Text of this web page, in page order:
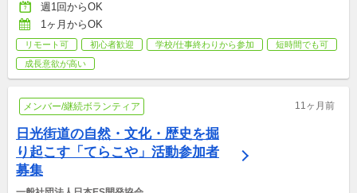
週1回からOK
1ヶ月からOK
リモート可 初心者歓迎 学校/仕事終わりから参加
短時間でも可
成長意欲が高い
メンバー/継続ボランティア 11ヶ月前
日光街道の自然・文化・歴史を掘
り起こす「てらこや」活動参加者
募集